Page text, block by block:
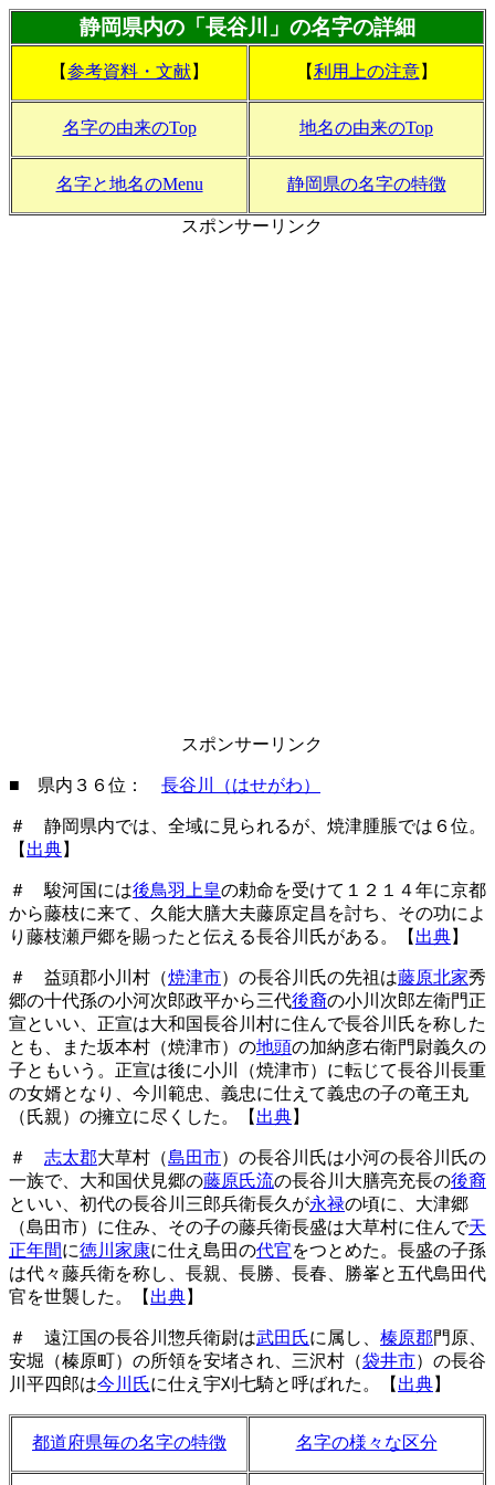
静岡県内の「長谷川」の名字の詳細
【参考資料・文献】 【利用上の注意】
名字の由来のTop 地名の由来のTop
名字と地名のMenu 静岡県の名字の特徴
スポンサーリンク
スポンサーリンク
■ 県内３６位： 長谷川（はせがわ）
＃ 静岡県内では、全域に見られるが、焼津腫脹では６位。
【 出典】
＃ 駿河国には後鳥羽上皇の勅命を受けて１２１４年に京都
から藤枝に来て、久能大膳大夫藤原定昌を討ち、その功によ
り藤枝瀬戸郷を賜ったと伝える長谷川氏がある。【 出典】
＃ 益頭郡小川村（焼津市）の長谷川氏の先祖は藤原北家秀
郷の十代孫の小河次郎政平から三代後裔の小川次郎左衛門正
宣といい、正宣は大和国長谷川村に住んで長谷川氏を称した
とも、また坂本村（焼津市）の地頭の加納彦右衛門尉義久の
子ともいう。正宣は後に小川（焼津市）に転じて長谷川長重
の女婿となり、今川範忠、義忠に仕えて義忠の子の竜王丸
（氏親）の擁立に尽くした。【 出典】
＃ 志太郡大草村（島田市）の長谷川氏は小河の長谷川氏の
一族で、大和国伏見郷の藤原氏流の長谷川大膳亮充長の後裔
といい、初代の長谷川三郎兵衛長久が永禄の頃に、大津郷
（島田市）に住み、その子の藤兵衛長盛は大草村に住んで天
正年間に徳川家康に仕え島田の代官をつとめた。長盛の子孫
は代々藤兵衛を称し、長親、長勝、長春、勝峯と五代島田代
官を世襲した。【 出典】
＃ 遠江国の長谷川惣兵衛尉は武田氏に属し、 榛原郡門原、
安堀（榛原町）の所領を安堵され、三沢村（袋井市）の長谷
川平四郎は今川氏に仕え宇刈七騎と呼ばれた。【 出典】
都道府県毎の名字の特徴 名字の様々な区分